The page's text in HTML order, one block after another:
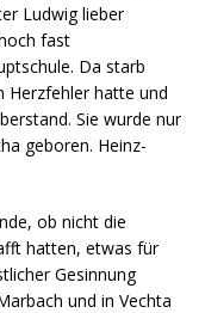
Ludwig lieber
fast
Da starb
Herzfehler hatte und
Sie wurde nur
geboren. Heinz-
ob nicht die
hatten, etwas für
Gesinnung
und in Vechta